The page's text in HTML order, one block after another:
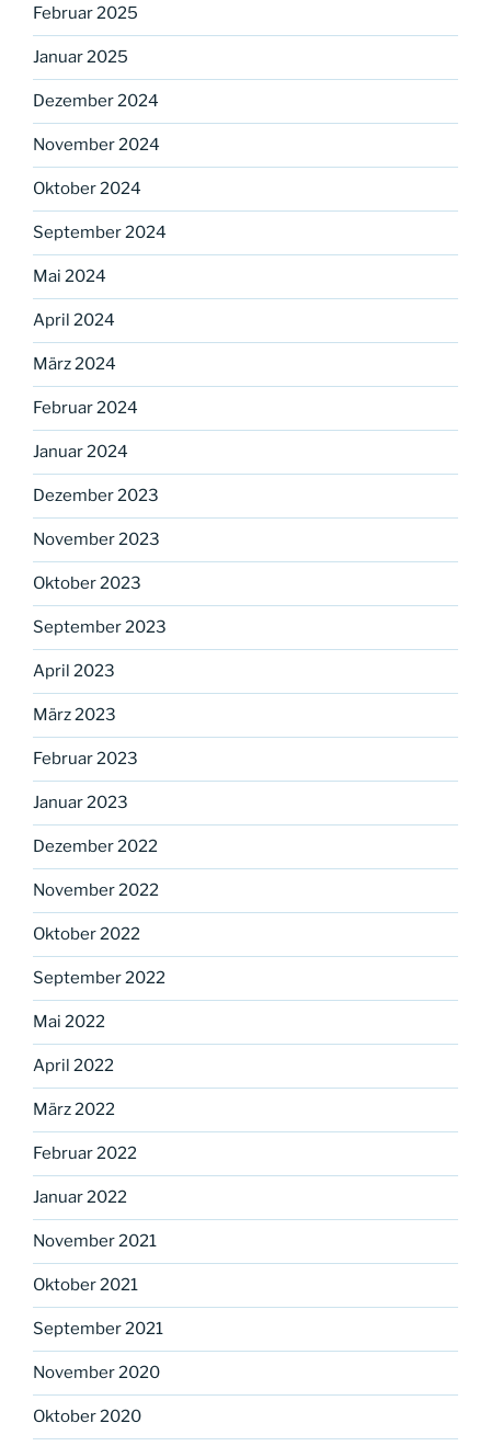
Februar 2025
Januar 2025
Dezember 2024
November 2024
Oktober 2024
September 2024
Mai 2024
April 2024
März 2024
Februar 2024
Januar 2024
Dezember 2023
November 2023
Oktober 2023
September 2023
April 2023
März 2023
Februar 2023
Januar 2023
Dezember 2022
November 2022
Oktober 2022
September 2022
Mai 2022
April 2022
März 2022
Februar 2022
Januar 2022
November 2021
Oktober 2021
September 2021
November 2020
Oktober 2020